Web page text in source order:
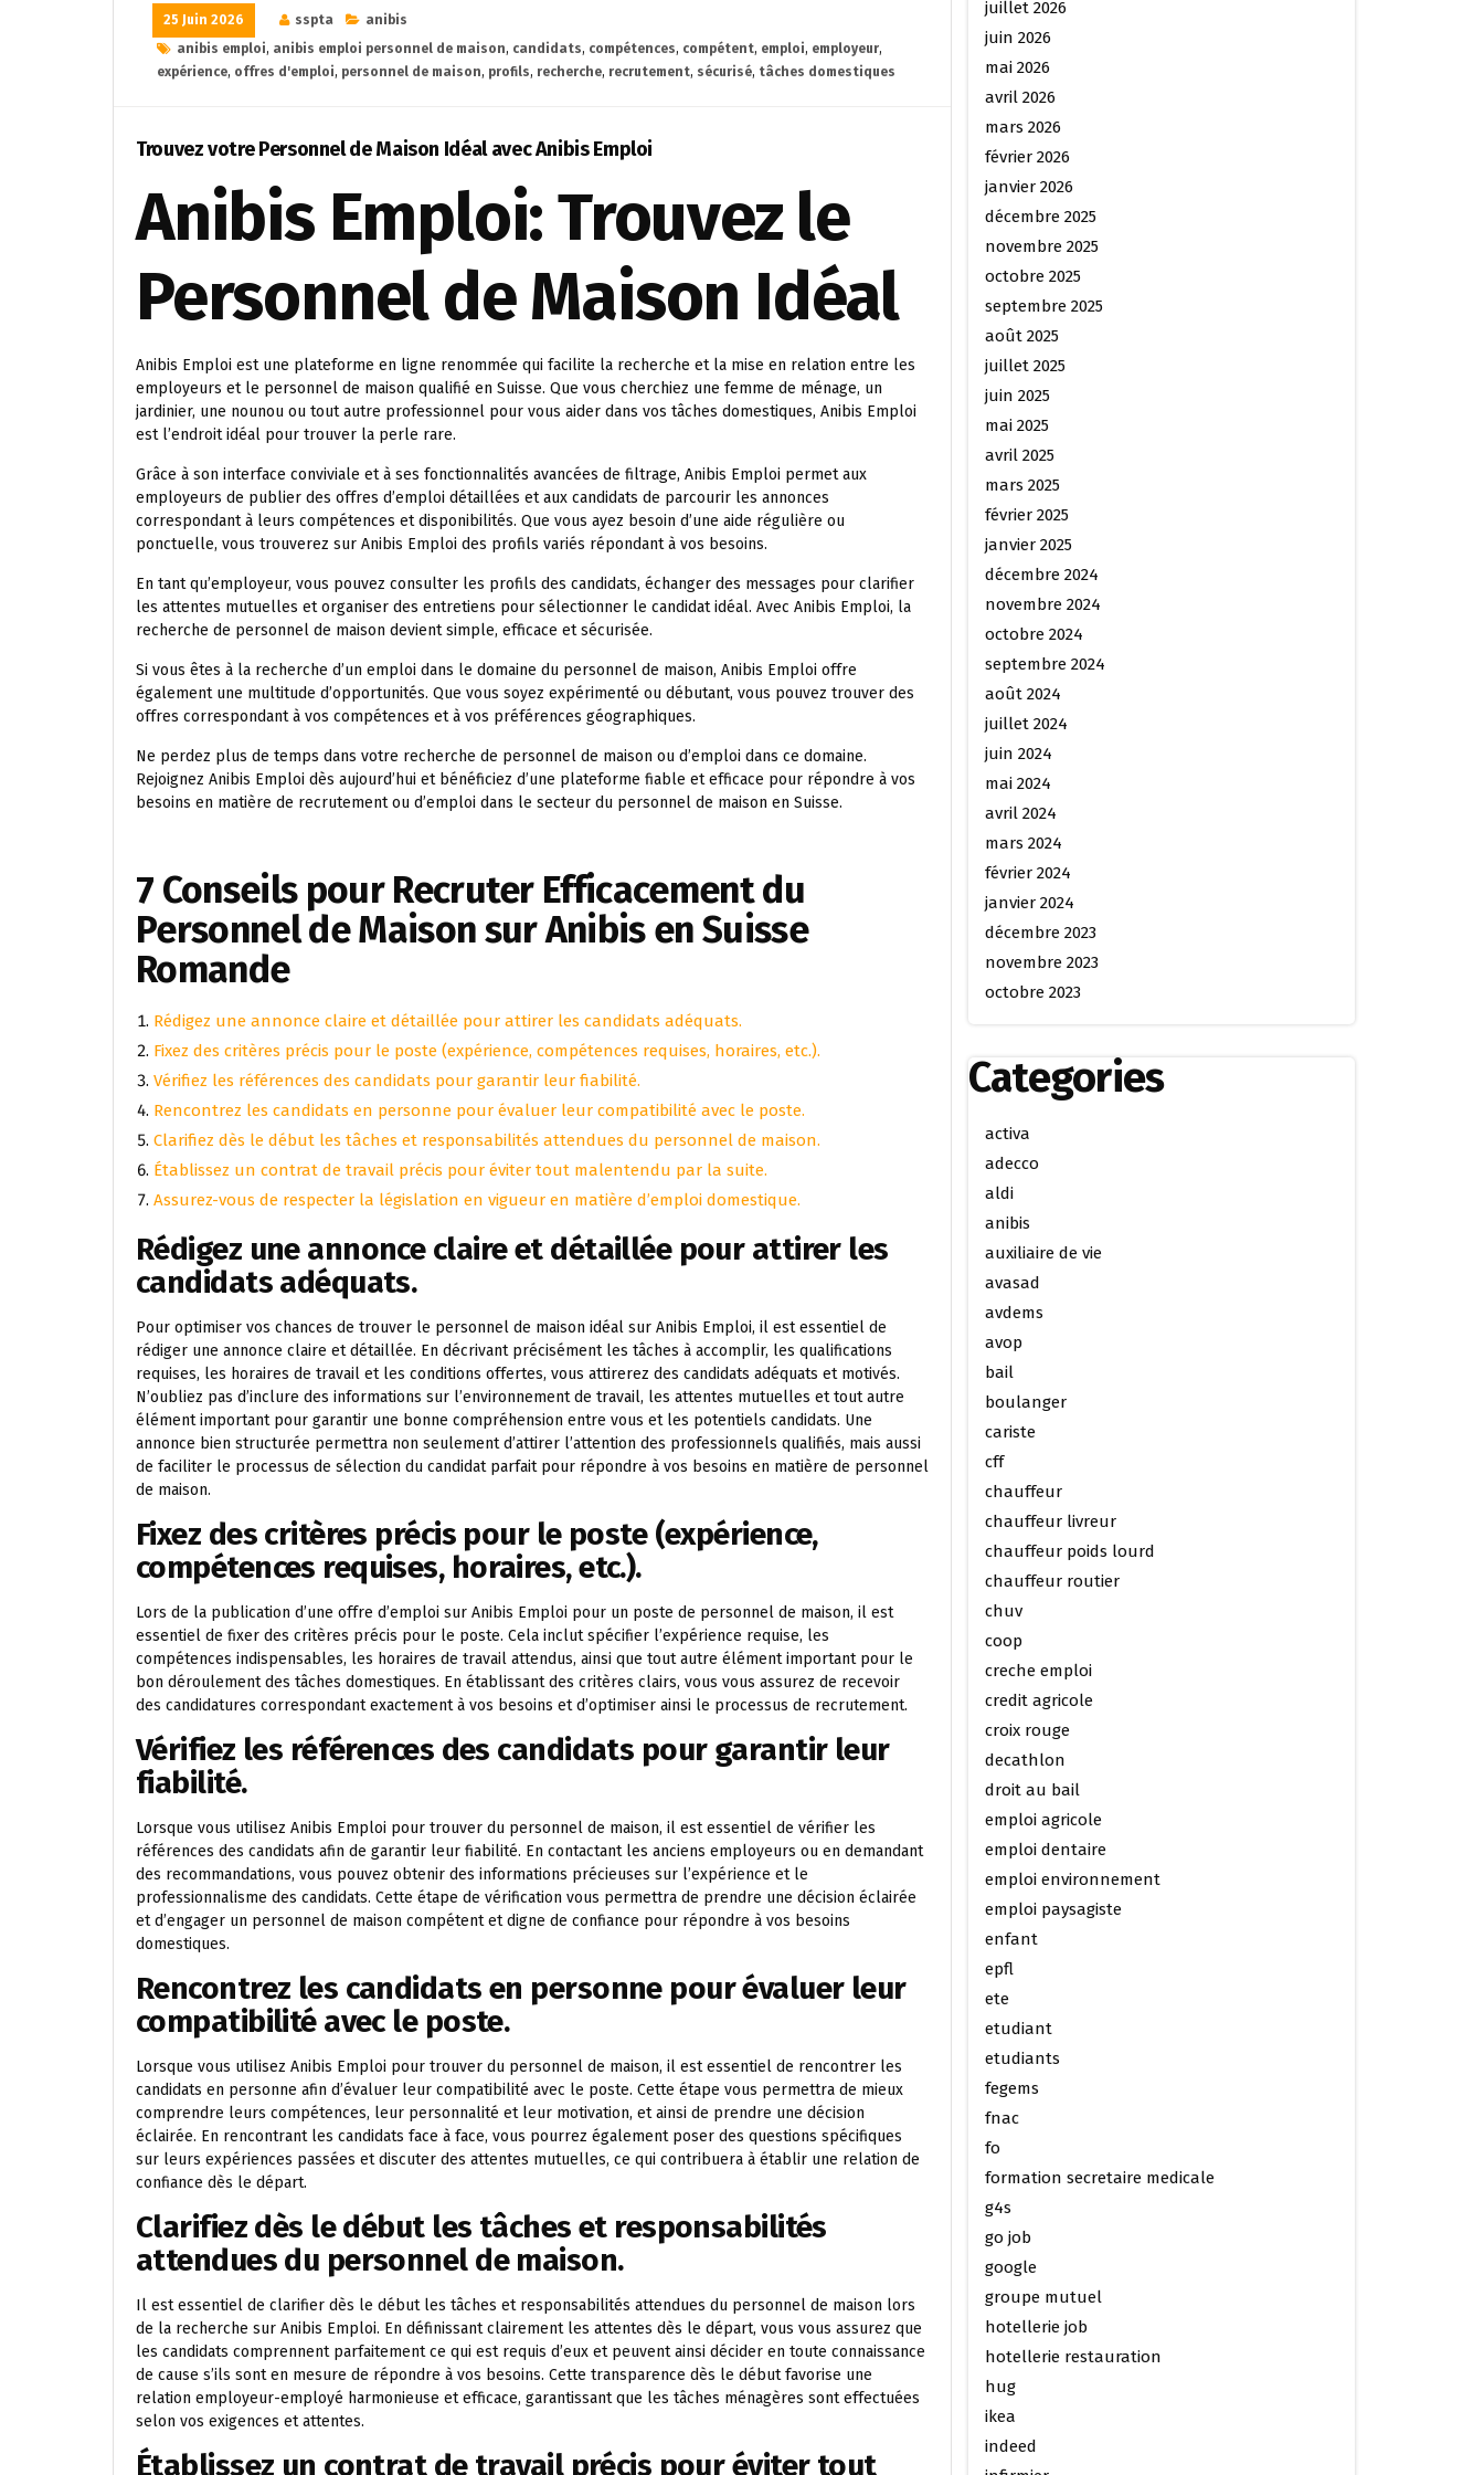
25 Juin 2026 sspta
anibis
anibis emploi, anibis emploi personnel de maison, candidats, compétences, compétent, emploi, employeur,
expérience, offres d'emploi, personnel de maison, profils, recherche, recrutement, sécurisé, tâches domestiques
Trouvez votre Personnel de Maison Idéal avec Anibis Emploi
Anibis Emploi: Trouvez le
Personnel de Maison Idéal
Anibis Emploi est une plateforme en ligne renommée qui facilite la recherche et la mise en relation entre les
employeurs et le personnel de maison qualifié en Suisse. Que vous cherchiez une femme de ménage, un
jardinier, une nounou ou tout autre professionnel pour vous aider dans vos tâches domestiques, Anibis Emploi
est l’endroit idéal pour trouver la perle rare.
Grâce à son interface conviviale et à ses fonctionnalités avancées de filtrage, Anibis Emploi permet aux
employeurs de publier des offres d’emploi détaillées et aux candidats de parcourir les annonces
correspondant à leurs compétences et disponibilités. Que vous ayez besoin d’une aide régulière ou
ponctuelle, vous trouverez sur Anibis Emploi des profils variés répondant à vos besoins.
En tant qu’employeur, vous pouvez consulter les profils des candidats, échanger des messages pour clarifier
les attentes mutuelles et organiser des entretiens pour sélectionner le candidat idéal. Avec Anibis Emploi, la
recherche de personnel de maison devient simple, efficace et sécurisée.
Si vous êtes à la recherche d’un emploi dans le domaine du personnel de maison, Anibis Emploi offre
également une multitude d’opportunités. Que vous soyez expérimenté ou débutant, vous pouvez trouver des
offres correspondant à vos compétences et à vos préférences géographiques.
Ne perdez plus de temps dans votre recherche de personnel de maison ou d’emploi dans ce domaine.
Rejoignez Anibis Emploi dès aujourd’hui et bénéficiez d’une plateforme fiable et efficace pour répondre à vos
besoins en matière de recrutement ou d’emploi dans le secteur du personnel de maison en Suisse.
7 Conseils pour Recruter Efficacement du
Personnel de Maison sur Anibis en Suisse
Romande
Rédigez une annonce claire et détaillée pour attirer les candidats adéquats.
Fixez des critères précis pour le poste (expérience, compétences requises, horaires, etc.).
Vérifiez les références des candidats pour garantir leur fiabilité.
Rencontrez les candidats en personne pour évaluer leur compatibilité avec le poste.
Clarifiez dès le début les tâches et responsabilités attendues du personnel de maison.
Établissez un contrat de travail précis pour éviter tout malentendu par la suite.
Assurez-vous de respecter la législation en vigueur en matière d’emploi domestique.
Rédigez une annonce claire et détaillée pour attirer les
candidats adéquats.
Pour optimiser vos chances de trouver le personnel de maison idéal sur Anibis Emploi, il est essentiel de
rédiger une annonce claire et détaillée. En décrivant précisément les tâches à accomplir, les qualifications
requises, les horaires de travail et les conditions offertes, vous attirerez des candidats adéquats et motivés.
N’oubliez pas d’inclure des informations sur l’environnement de travail, les attentes mutuelles et tout autre
élément important pour garantir une bonne compréhension entre vous et les potentiels candidats. Une
annonce bien structurée permettra non seulement d’attirer l’attention des professionnels qualifiés, mais aussi
de faciliter le processus de sélection du candidat parfait pour répondre à vos besoins en matière de personnel
de maison.
Fixez des critères précis pour le poste (expérience,
compétences requises, horaires, etc.).
Lors de la publication d’une offre d’emploi sur Anibis Emploi pour un poste de personnel de maison, il est
essentiel de fixer des critères précis pour le poste. Cela inclut spécifier l’expérience requise, les
compétences indispensables, les horaires de travail attendus, ainsi que tout autre élément important pour le
bon déroulement des tâches domestiques. En établissant des critères clairs, vous vous assurez de recevoir
des candidatures correspondant exactement à vos besoins et d’optimiser ainsi le processus de recrutement.
Vérifiez les références des candidats pour garantir leur
fiabilité.
Lorsque vous utilisez Anibis Emploi pour trouver du personnel de maison, il est essentiel de vérifier les
références des candidats afin de garantir leur fiabilité. En contactant les anciens employeurs ou en demandant
des recommandations, vous pouvez obtenir des informations précieuses sur l’expérience et le
professionnalisme des candidats. Cette étape de vérification vous permettra de prendre une décision éclairée
et d’engager un personnel de maison compétent et digne de confiance pour répondre à vos besoins
domestiques.
Rencontrez les candidats en personne pour évaluer leur
compatibilité avec le poste.
Lorsque vous utilisez Anibis Emploi pour trouver du personnel de maison, il est essentiel de rencontrer les
candidats en personne afin d’évaluer leur compatibilité avec le poste. Cette étape vous permettra de mieux
comprendre leurs compétences, leur personnalité et leur motivation, et ainsi de prendre une décision
éclairée. En rencontrant les candidats face à face, vous pourrez également poser des questions spécifiques
sur leurs expériences passées et discuter des attentes mutuelles, ce qui contribuera à établir une relation de
confiance dès le départ.
Clarifiez dès le début les tâches et responsabilités
attendues du personnel de maison.
Il est essentiel de clarifier dès le début les tâches et responsabilités attendues du personnel de maison lors
de la recherche sur Anibis Emploi. En définissant clairement les attentes dès le départ, vous vous assurez que
les candidats comprennent parfaitement ce qui est requis d’eux et peuvent ainsi décider en toute connaissance
de cause s’ils sont en mesure de répondre à vos besoins. Cette transparence dès le début favorise une
relation employeur-employé harmonieuse et efficace, garantissant que les tâches ménagères sont effectuées
selon vos exigences et attentes.
Établissez un contrat de travail précis pour éviter tout
juillet 2026
juin 2026
mai 2026
avril 2026
mars 2026
février 2026
janvier 2026
décembre 2025
novembre 2025
octobre 2025
septembre 2025
août 2025
juillet 2025
juin 2025
mai 2025
avril 2025
mars 2025
février 2025
janvier 2025
décembre 2024
novembre 2024
octobre 2024
septembre 2024
août 2024
juillet 2024
juin 2024
mai 2024
avril 2024
mars 2024
février 2024
janvier 2024
décembre 2023
novembre 2023
octobre 2023
Categories
activa
adecco
aldi
anibis
auxiliaire de vie
avasad
avdems
avop
bail
boulanger
cariste
cff
chauffeur
chauffeur livreur
chauffeur poids lourd
chauffeur routier
chuv
coop
creche emploi
credit agricole
croix rouge
decathlon
droit au bail
emploi agricole
emploi dentaire
emploi environnement
emploi paysagiste
enfant
epfl
ete
etudiant
etudiants
fegems
fnac
fo
formation secretaire medicale
g4s
go job
google
groupe mutuel
hotellerie job
hotellerie restauration
hug
ikea
indeed